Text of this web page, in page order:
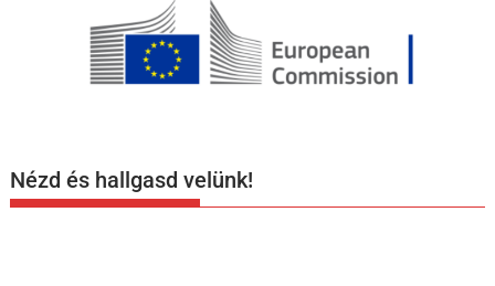
Nézd és hallgasd velünk!